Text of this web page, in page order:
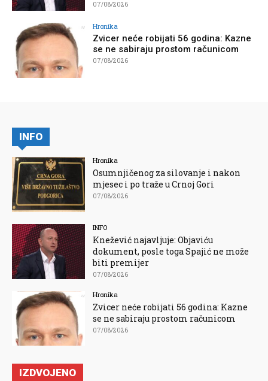
07/08/2026
Hronika
Zvicer neće robijati 56 godina: Kazne
se ne sabiraju prostom računicom
07/08/2026
INFO
Hronika
Osumnjičenog za silovanje i nakon
mjesec i po traže u Crnoj Gori
07/08/2026
INFO
Knežević najavljuje: Objaviću
dokument, posle toga Spajić ne može
biti premijer
07/08/2026
Hronika
Zvicer neće robijati 56 godina: Kazne
se ne sabiraju prostom računicom
07/08/2026
IZDVOJENO